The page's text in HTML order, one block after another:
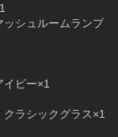
ュルームランプ
ビー×1
シックグラス×1